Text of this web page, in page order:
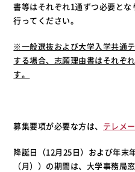
書等はそれぞれ1通ずつ必要と
行ってください。
※一般選抜および大学入学共通
する場合、志願理由書はそれぞ
す。
募集要項が必要な方は、 テレメ
降誕日（12月25日）および年末
（月））の期間は、大学事務局